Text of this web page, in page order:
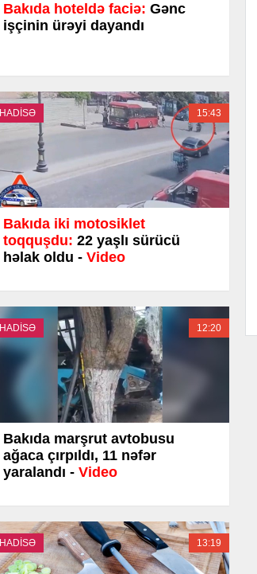
Bakıda hoteldə faciə: Gənc
işçinin ürəyi dayandı
HADİSƏ 15:43
Bakıda iki motosiklet
toqquşdu: 22 yaşlı sürücü
həlak oldu - Video
HADİSƏ 12:20
Bakıda marşrut avtobusu
ağaca çırpıldı, 11 nəfər
yaralandı - Video
HADİSƏ 13:19